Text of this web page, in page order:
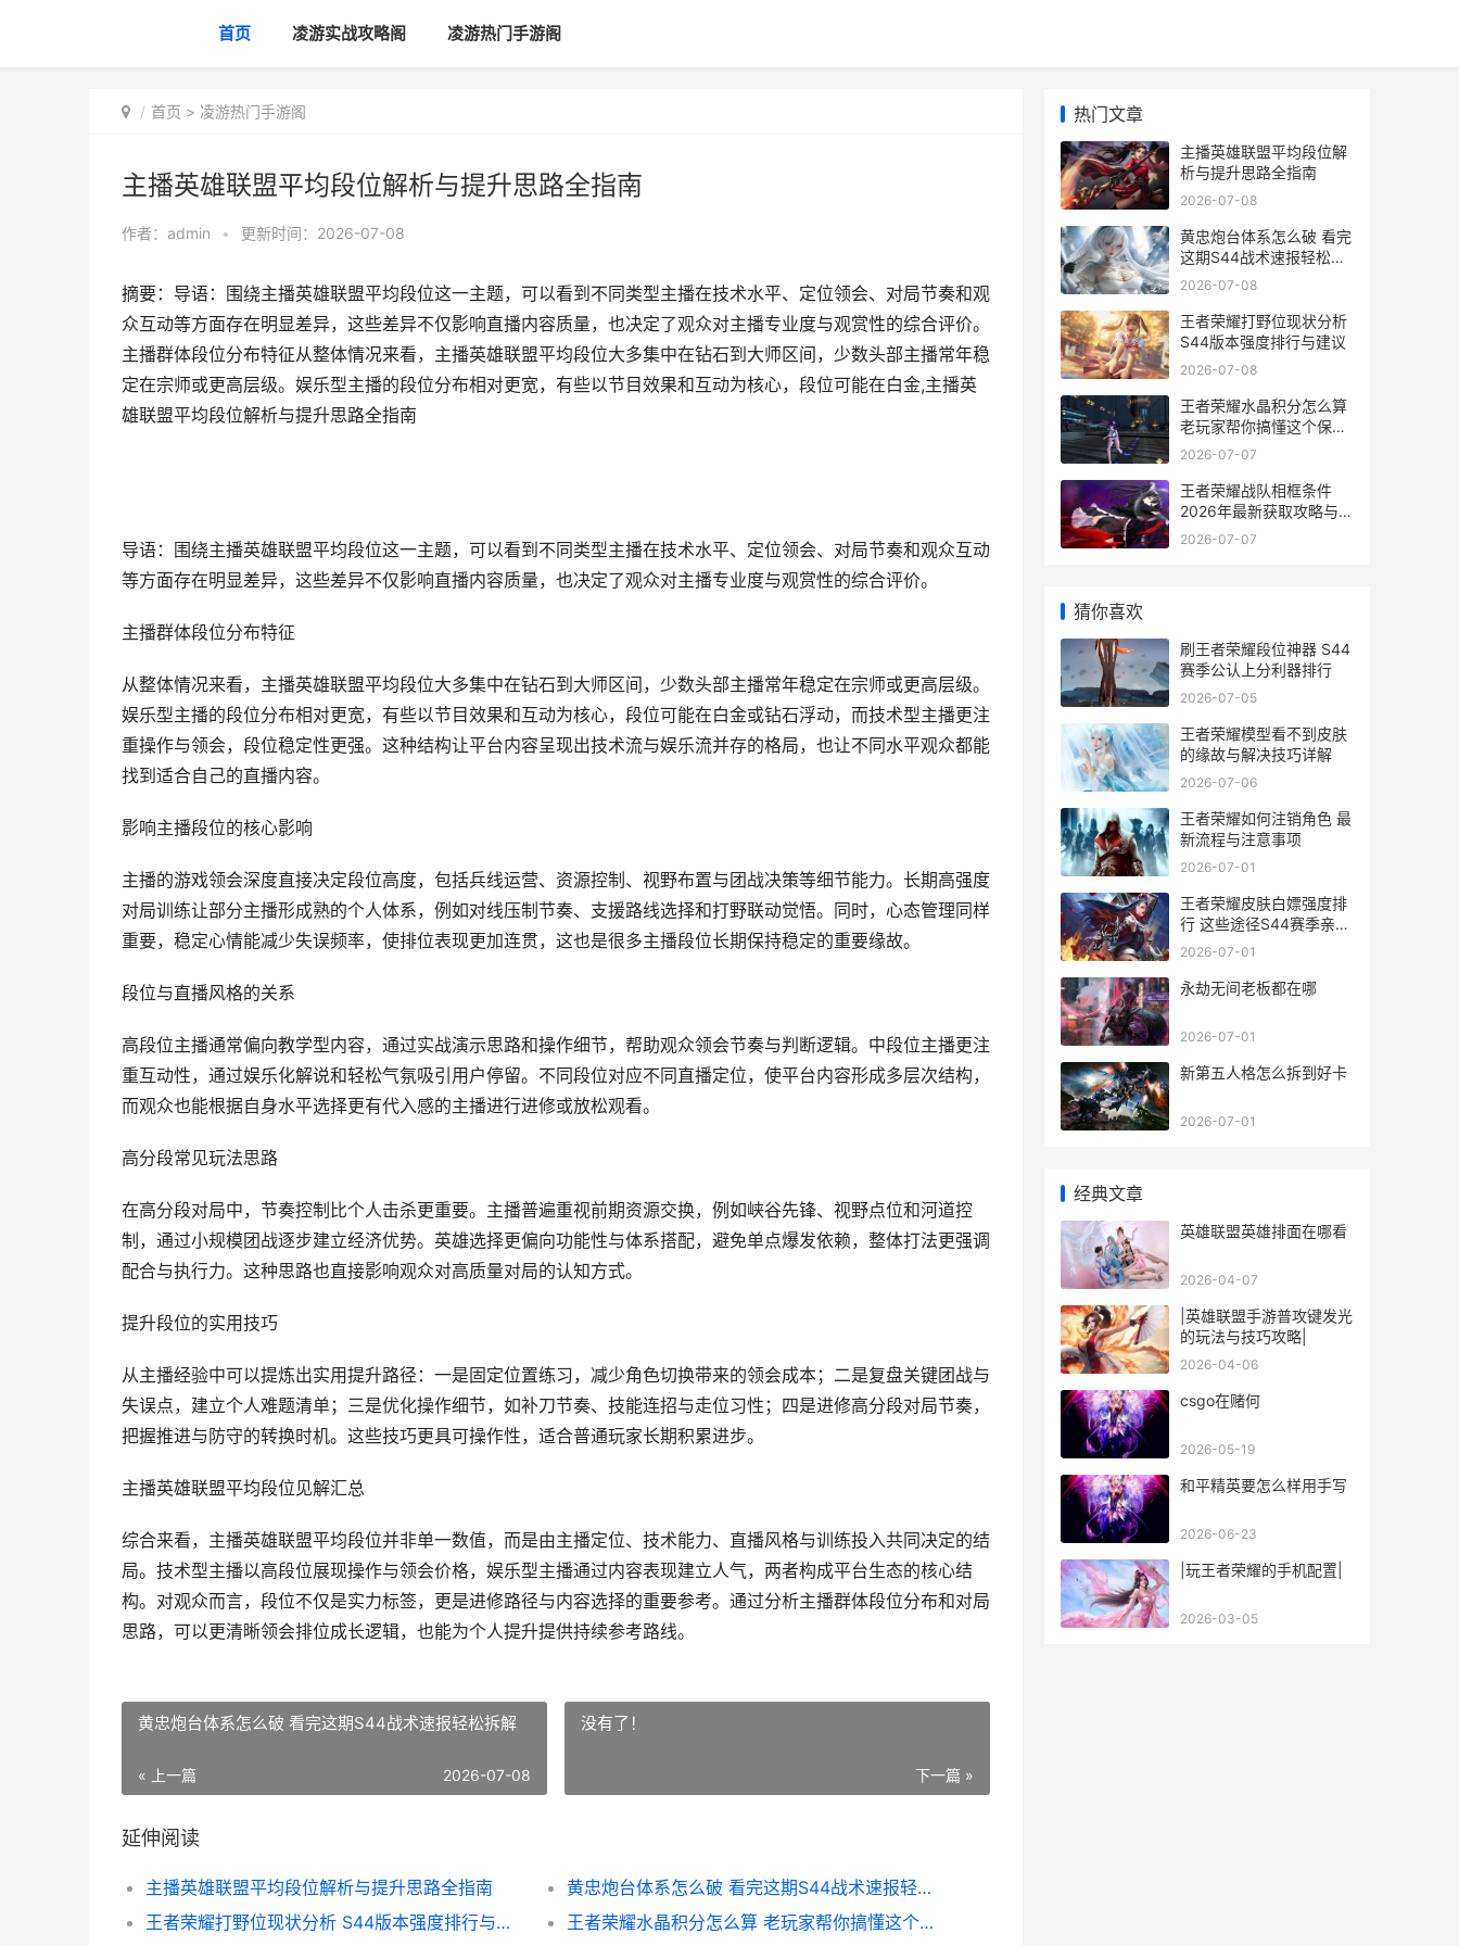
首页 凌游实战攻略阁 凌游热门手游阁
首页 > 凌游热门手游阁
主播英雄联盟平均段位解析与提升思路全指南
作者： admin • 更新时间：2026-07-08
摘要：导语：围绕主播英雄联盟平均段位这一主题，可以看到不同类型主播在技术水平、定位领会、对局节奏和观
众互动等方面存在明显差异，这些差异不仅影响直播内容质量，也决定了观众对主播专业度与观赏性的综合评价。
主播群体段位分布特征从整体情况来看，主播英雄联盟平均段位大多集中在钻石到大师区间，少数头部主播常年稳
定在宗师或更高层级。娱乐型主播的段位分布相对更宽，有些以节目效果和互动为核心，段位可能在白金,主播英
雄联盟平均段位解析与提升思路全指南
导语：围绕主播英雄联盟平均段位这一主题，可以看到不同类型主播在技术水平、定位领会、对局节奏和观众互动
等方面存在明显差异，这些差异不仅影响直播内容质量，也决定了观众对主播专业度与观赏性的综合评价。
主播群体段位分布特征
从整体情况来看，主播英雄联盟平均段位大多集中在钻石到大师区间，少数头部主播常年稳定在宗师或更高层级。
娱乐型主播的段位分布相对更宽，有些以节目效果和互动为核心，段位可能在白金或钻石浮动，而技术型主播更注
重操作与领会，段位稳定性更强。这种结构让平台内容呈现出技术流与娱乐流并存的格局，也让不同水平观众都能
找到适合自己的直播内容。
影响主播段位的核心影响
主播的游戏领会深度直接决定段位高度，包括兵线运营、资源控制、视野布置与团战决策等细节能力。长期高强度
对局训练让部分主播形成熟的个人体系，例如对线压制节奏、支援路线选择和打野联动觉悟。同时，心态管理同样
重要，稳定心情能减少失误频率，使排位表现更加连贯，这也是很多主播段位长期保持稳定的重要缘故。
段位与直播风格的关系
高段位主播通常偏向教学型内容，通过实战演示思路和操作细节，帮助观众领会节奏与判断逻辑。中段位主播更注
重互动性，通过娱乐化解说和轻松气氛吸引用户停留。不同段位对应不同直播定位，使平台内容形成多层次结构，
而观众也能根据自身水平选择更有代入感的主播进行进修或放松观看。
高分段常见玩法思路
在高分段对局中，节奏控制比个人击杀更重要。主播普遍重视前期资源交换，例如峡谷先锋、视野点位和河道控
制，通过小规模团战逐步建立经济优势。英雄选择更偏向功能性与体系搭配，避免单点爆发依赖，整体打法更强调
配合与执行力。这种思路也直接影响观众对高质量对局的认知方式。
提升段位的实用技巧
从主播经验中可以提炼出实用提升路径：一是固定位置练习，减少角色切换带来的领会成本；二是复盘关键团战与
失误点，建立个人难题清单；三是优化操作细节，如补刀节奏、技能连招与走位习性；四是进修高分段对局节奏，
把握推进与防守的转换时机。这些技巧更具可操作性，适合普通玩家长期积累进步。
主播英雄联盟平均段位见解汇总
综合来看，主播英雄联盟平均段位并非单一数值，而是由主播定位、技术能力、直播风格与训练投入共同决定的结
局。技术型主播以高段位展现操作与领会价格，娱乐型主播通过内容表现建立人气，两者构成平台生态的核心结
构。对观众而言，段位不仅是实力标签，更是进修路径与内容选择的重要参考。通过分析主播群体段位分布和对局
思路，可以更清晰领会排位成长逻辑，也能为个人提升提供持续参考路线。
黄忠炮台体系怎么破 看完这期S44战术速报轻松拆解
« 上一篇 2026-07-08
没有了！
下一篇 »
延伸阅读
主播英雄联盟平均段位解析与提升思路全指南
黄忠炮台体系怎么破 看完这期S44战术速报轻松拆解
王者荣耀打野位现状分析 S44版本强度排行与建议
王者荣耀水晶积分怎么算 老玩家帮你搞懂这个保级机制
热门文章
主播英雄联盟平均段位解
析与提升思路全指南
2026-07-08
黄忠炮台体系怎么破 看完
这期S44战术速报轻松拆
解
2026-07-08
王者荣耀打野位现状分析
S44版本强度排行与建议
2026-07-08
王者荣耀水晶积分怎么算
老玩家帮你搞懂这个保级
机制
2026-07-07
王者荣耀战队相框条件
2026年最新获取攻略与避
坑指南
2026-07-07
猜你喜欢
刷王者荣耀段位神器 S44
赛季公认上分利器排行
2026-07-05
王者荣耀模型看不到皮肤
的缘故与解决技巧详解
2026-07-06
王者荣耀如何注销角色 最
新流程与注意事项
2026-07-01
王者荣耀皮肤白嫖强度排
行 这些途径S44赛季亲测
最欧
2026-07-01
永劫无间老板都在哪
2026-07-01
新第五人格怎么拆到好卡
2026-07-01
经典文章
英雄联盟英雄排面在哪看
2026-04-07
|英雄联盟手游普攻键发光
的玩法与技巧攻略|
2026-04-06
csgo在赌何
2026-05-19
和平精英要怎么样用手写
2026-06-23
|玩王者荣耀的手机配置|
2026-03-05